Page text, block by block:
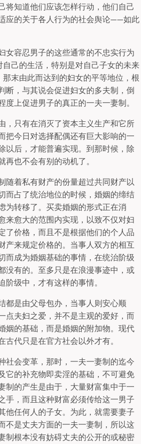
将知道他们应该怎样行动，他们自己
应的关于各人行为的社会舆论——如此
女容忍男子的这些通常的不忠实行为
己的生活，特别是对自己子女的未来
末由此而达到的妇女的平等地位，根
断，与其说会促进妇女的多夫制，倒
度上促进男子的真正的一夫一妻制。
，只有在消灭了资本主义生产和它所
把今日对选择配偶还有巨大影响的一
以后，才能普遍实现。到那时候，除
再也不会有别的动机了。
随着私有财产的份量超过共同财产以
而占了统治地位的时候，婚姻的缔结
为转移了。买卖婚姻的形式正在消
来愈大的范围内实现，以致不仅对妇
了价格，而且不是根据他们的个人品
产来规定价格的。当事人双方的相互
而成为婚姻基础的事情，在统治阶级
没有的。至多只是在浪漫事迹中，或
阶级中，才有这样的事情。
都是由父母包办，当事人则安心顺
点夫妇之爱，并不是主观的爱好，而
姻的基础，而是婚姻的附加物。现代
古代只是在官方社会以外才有。
社会变革，那时，一夫一妻制的迄今
它的补充物即卖淫的基础，不可避免
制的产生是由于，大量财富集中于一
手，而且这种财富必须传给这一男子
他任何人的子女。为此，就需要妻子
不是丈夫方面的一夫一妻制，所以这
制根本没有妨碍丈夫的公开的或秘密